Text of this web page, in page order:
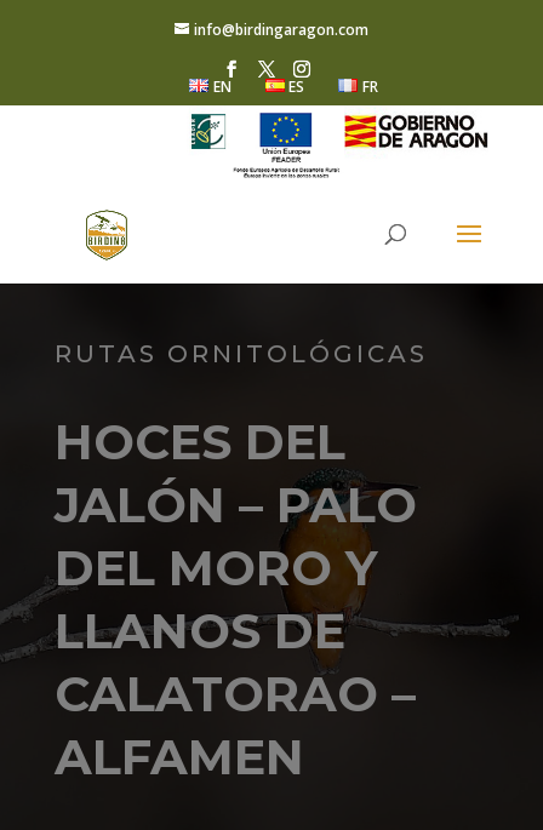
info@birdingaragon.com
EN ES FR
RUTAS ORNITOLÓGICAS
HOCES DEL
JALÓN – PALO
DEL MORO Y
LLANOS DE
CALATORAO –
ALFAMEN